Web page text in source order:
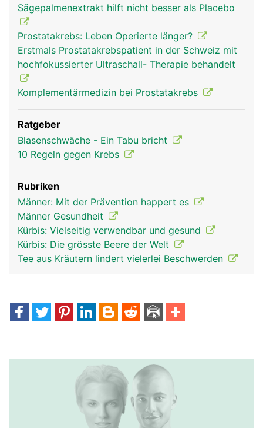
Sägepalmenextrakt hilft nicht besser als Placebo
Prostatakrebs: Leben Operierte länger?
Erstmals Prostatakrebspatient in der Schweiz mit
hochfokussierter Ultraschall- Therapie behandelt
Komplementärmedizin bei Prostatakrebs
Ratgeber
Blasenschwäche - Ein Tabu bricht
10 Regeln gegen Krebs
Rubriken
Männer: Mit der Prävention happert es
Männer Gesundheit
Kürbis: Vielseitig verwendbar und gesund
Kürbis: Die grösste Beere der Welt
Tee aus Kräutern lindert vielerlei Beschwerden